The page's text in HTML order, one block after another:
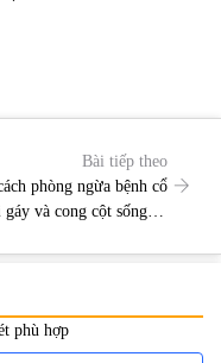
Bài tiếp theo
phòng ngừa bệnh cổ
gáy và cong cột sống cổ
phù hợp